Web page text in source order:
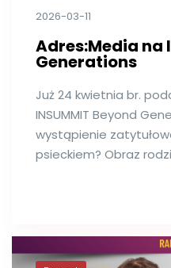
2026-03-11
Adres:Media na
Generations
Już 24 kwietnia br.
INSUMMIT Beyond
wystąpienie
psieckiem? Obraz